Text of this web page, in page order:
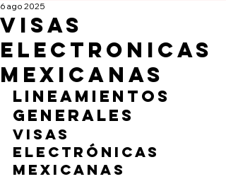
VISAS
ELECTRONICAS
mexicanas
6 ago 2025
Lineamientos
generales
Visas
electrónicas
mexicanas